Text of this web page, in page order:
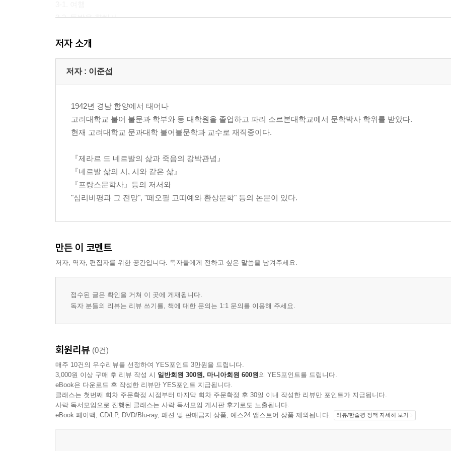
3-2. 동방을 향해서
제2부 로망주의의 영혼
제1장 세기병
1-1. 로망주의의 불길한 면모
2-1. 네르발의 극작품
2-2. 『파우스트』와 초혼
2-3. 쉴러와 네르발
3-1. 노발리스
3-2. 호프만
3-3. 쟝-파울 리히터
3-4. 독일의 시
제1장 지옥에의 하강
1-1. 죽음에의 질문
1-2. 불의 아들
1-3. 분신의 주제-혼동
제2장 시간의 거부
제3장 죽음의 노래
3-2. 통합 종교
3-3. 『오렐리아』, 죽음의 수련
결론
저자 소개
저자 : 이준섭
1942년 경남 함양에서 태어나
고려대학교 불어 불문과 학부와 동 대학원을 졸업하고 파리 소르본대학교에서 문학박사 학위를 받았다.
현재 고려대학교 문과대학 불어불문학과 교수로 재직중이다.
『제라르 드 네르발의 삶과 죽음의 강박관념』
『네르발 삶의 시, 시와 같은 삶』
『프랑스문학사』등의 저서와
"심리비평과 그 전망", "떼오필 고띠예와 환상문학" 등의 논문이 있다.
만든 이 코멘트
저자, 역자, 편집자를 위한 공간입니다. 독자들에게 전하고 싶은 말씀을 남겨주세요.
접수된 글은 확인을 거쳐 이 곳에 게재됩니다.
독자 분들의 리뷰는 리뷰 쓰기를, 책에 대한 문의는 1:1 문의를 이용해 주세요.
회원리뷰 (0건)
매주 10건의 우수리뷰를 선정하여 YES포인트 3만원을 드립니다.
3,000원 이상 구매 후 리뷰 작성 시 일반회원 300원, 마니아회원 600원의 YES포인트를 드립니다.
eBook은 다운로드 후 작성한 리뷰만 YES포인트 지급됩니다.
클래스는 첫번째 회차 주문확정 시점부터 마지막 회차 주문확정 후 30일 이내 작성한 리뷰만 포인트가 지급됩니다.
사락 독서모임으로 진행된 클래스는 사락 독서모임 게시판 후기로도 노출됩니다.
eBook 페이백, CD/LP, DVD/Blu-ray, 패션 및 판매금지 상품, 예스24 앱스토어 상품 제외됩니다.
리뷰/한줄평 정책 자세히 보기